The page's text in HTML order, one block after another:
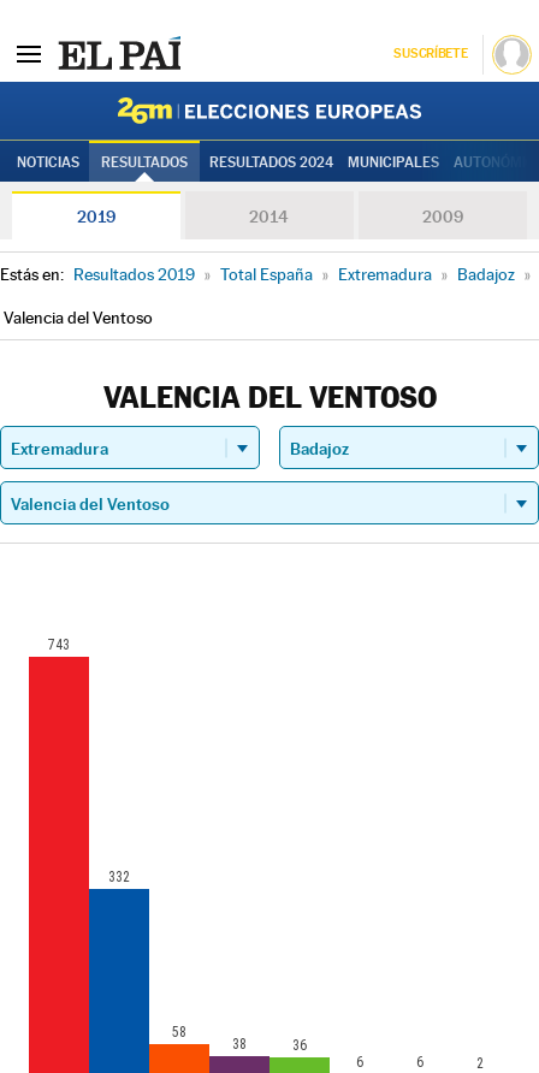
SUSCRÍBETE
NOTICIAS RESULTADOS RESULTADOS 2024 MUNICIPALES
2019 2014 2009
Estás en: Resultados 2019 » Total España » Extremadura » Badajoz »
Valencia del Ventoso
VALENCIA DEL VENTOSO
743
332
58
38
36
6
6 2